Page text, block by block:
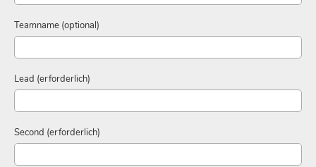
Teamname (optional)
Lead (erforderlich)
Second (erforderlich)